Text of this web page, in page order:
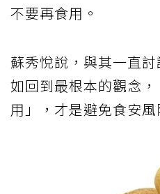
不要再食用。
蘇秀悅說，與其一直
如回到最根本的觀念
用」，才是避免食安風